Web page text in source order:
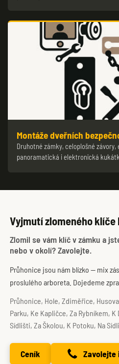
Montáže dveřních
Druhotné zámky, celoplošné
panoramatická i elektronická
Vyjmutí zlomeného klíče
Zlomil se vám klíč v zámku a
nebo v okolí? Zavolejte.
Průhonice jsou nám blízko — mix
proslulého arboreta. Dojedeme
Průhonice, Hole, Zdiměřice,
Parku, Ke Kapličce, Za Rybníkem,
Sídlišti, Za Školou, K Potoku, Na
Ceník Zavolejte